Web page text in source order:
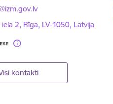
2, Rīga, LV-1050, Latvija
kontakti